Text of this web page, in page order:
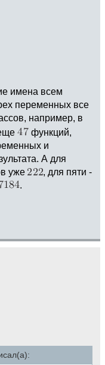
имена всем
переменных все
например, в
функций,
и
А для
уже
, для пяти -
.